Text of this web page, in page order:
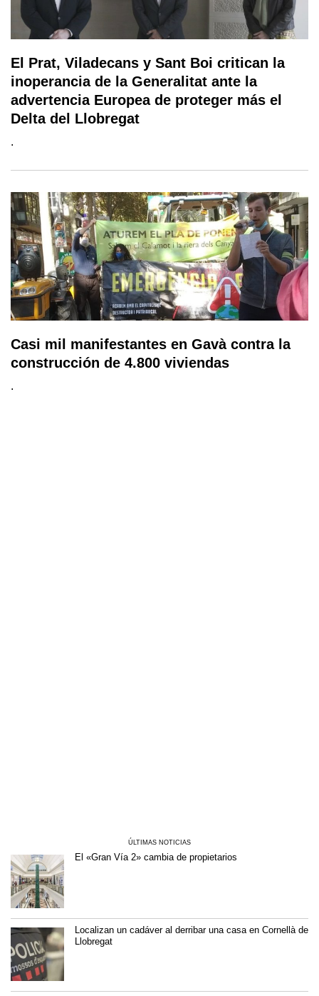
El Prat, Viladecans y Sant Boi critican la
inoperancia de la Generalitat ante la
advertencia Europea de proteger más el
Delta del Llobregat
.
Casi mil manifestantes en Gavà contra la
construcción de 4.800 viviendas
.
ÚLTIMAS NOTICIAS
El «Gran Vía 2» cambia de propietarios
Localizan un cadáver al derribar una casa en Cornellà de
Llobregat